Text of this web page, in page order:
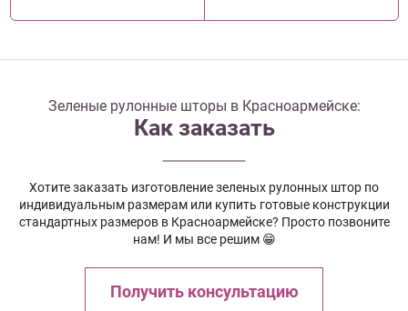
Зеленые рулонные шторы в Красноармейске:
Как заказать
Хотите заказать изготовление зеленых рулонных штор по
индивидуальным размерам или купить готовые конструкции
стандартных размеров в Красноармейске? Просто позвоните
нам! И мы все решим 😁
Получить консультацию